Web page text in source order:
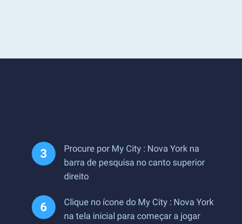
Procure por My City : Nova York na
barra de pesquisa no canto superior
direito
Clique no ícone do My City : Nova York
na tela inicial para começar a jogar